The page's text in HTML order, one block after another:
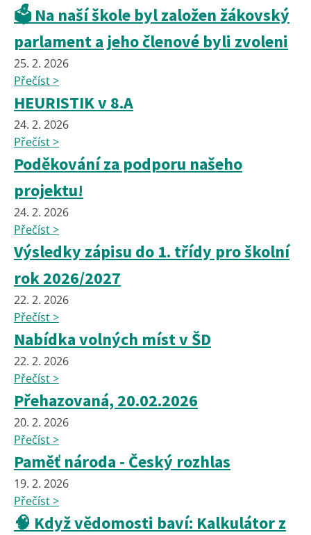
🗳️ Na naší škole byl založen žákovský
parlament a jeho členové byli zvoleni
25. 2. 2026
Přečíst >
HEURISTIK v 8.A
24. 2. 2026
Přečíst >
Poděkování za podporu našeho
projektu!
24. 2. 2026
Přečíst >
Výsledky zápisu do 1. třídy pro školní
rok 2026/2027
22. 2. 2026
Přečíst >
Nabídka volných míst v ŠD
22. 2. 2026
Přečíst >
Přehazovaná, 20.02.2026
20. 2. 2026
Přečíst >
Paměť národa - Český rozhlas
19. 2. 2026
Přečíst >
🧠 Když vědomosti baví: Kalkulátor z